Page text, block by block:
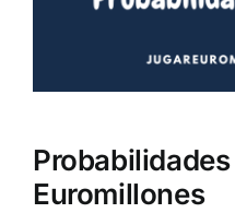
Euromillones